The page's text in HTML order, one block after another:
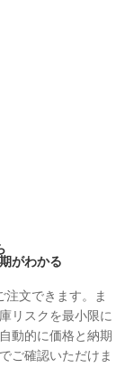
がわかる
注文できます。ま
リスクを最小限に
動的に価格と納期
ご確認いただけま